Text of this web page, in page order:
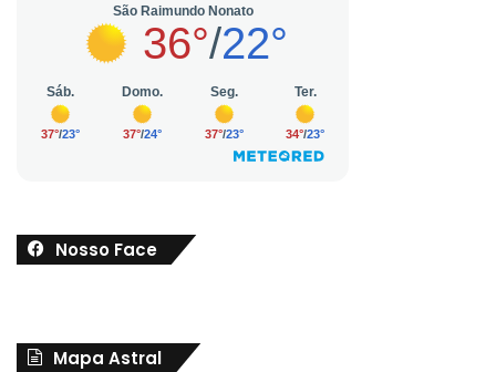
Nosso Face
Mapa Astral